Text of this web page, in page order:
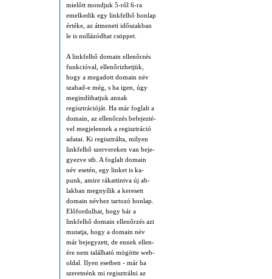
mi­előtt mond­juk 5-ről 6-ra
emel­ke­dik egy linkfelhő hon­lap
ér­té­ke, az át­me­ne­ti idő­szak­ban
le is nullá­zód­hat csöp­pet.
A linkfelhő domain el­lenőr­zés
funk­ció­val, el­lenőriz­het­jük,
hogy a meg­a­dott domain név
sza­bad-e még, s ha igen, úgy
meg­in­dít­hat­juk an­nak
regisztráció­ját. Ha már fog­lalt a
domain, az el­len­őr­zés be­fe­jez­té­
vel meg­jelen­nek a regisztrá­ció
ada­tai. Ki regiszt­rálta, milyen
linkfelhő szer­ve­re­ken van be­je­
gyez­ve stb. A fog­lalt domain
név ese­tén, egy linket is ka­
punk, ami­re rá­kat­tint­va új ab­
lak­ban meg­nyí­lik a ke­re­sett
domain név­hez tar­to­zó honlap.
Elő­for­dul­hat, hogy bár a
linkfelhő domain el­len­őr­zés azt
mu­tat­ja, hogy a domain név
már be­jegy­zett, de ennek el­len­
ére nem ta­lál­ha­tó mö­göt­te web­
ol­dal. Ilyen eset­ben - már ha
sze­ret­nénk mi re­giszt­rál­ni az